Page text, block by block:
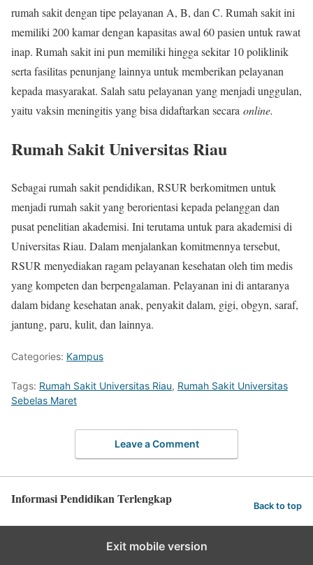
rumah sakit dengan tipe pelayanan A, B, dan C. Rumah sakit ini
memiliki 200 kamar dengan kapasitas awal 60 pasien untuk rawat
inap. Rumah sakit ini pun memiliki hingga sekitar 10 poliklinik
serta fasilitas penunjang lainnya untuk memberikan pelayanan
kepada masyarakat. Salah satu pelayanan yang menjadi unggulan,
yaitu vaksin meningitis yang bisa didaftarkan secara online.
Rumah Sakit Universitas Riau
Sebagai rumah sakit pendidikan, RSUR berkomitmen untuk
menjadi rumah sakit yang berorientasi kepada pelanggan dan
pusat penelitian akademisi. Ini terutama untuk para akademisi di
Universitas Riau. Dalam menjalankan komitmennya tersebut,
RSUR menyediakan ragam pelayanan kesehatan oleh tim medis
yang kompeten dan berpengalaman. Pelayanan ini di antaranya
dalam bidang kesehatan anak, penyakit dalam, gigi, obgyn, saraf,
jantung, paru, kulit, dan lainnya.
Categories: Kampus
Tags: Rumah Sakit Universitas Riau, Rumah Sakit Universitas
Sebelas Maret
Leave a Comment
Informasi Pendidikan Terlengkap Back to top
Exit mobile version